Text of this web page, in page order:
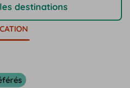
destinations